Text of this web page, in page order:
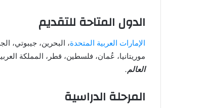
الدول المتاحة للتقديم
الإمارات العربية المتحدة، البحرين، جيبوتي،
موريتانيا، عُمان، فلسطين، قطر، المملكة
العالم.
المرحلة الدراسية